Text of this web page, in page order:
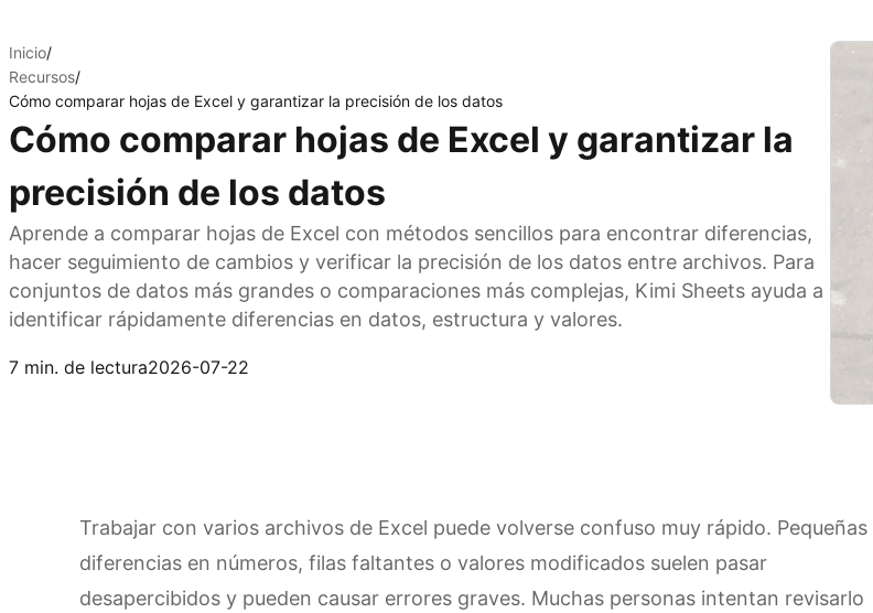
Inicio/
Recursos/
Cómo comparar hojas de Excel y garantizar la precisión de los datos
Cómo comparar hojas de Excel y garantizar la
precisión de los datos
Aprende a comparar hojas de Excel con métodos sencillos para encontrar diferencias,
hacer seguimiento de cambios y verificar la precisión de los datos entre archivos. Para
conjuntos de datos más grandes o comparaciones más complejas, Kimi Sheets ayuda a
identificar rápidamente diferencias en datos, estructura y valores.
7 min. de lectura2026-07-22
Trabajar con varios archivos de Excel puede volverse confuso muy rápido. Pequeñas
diferencias en números, filas faltantes o valores modificados suelen pasar
desapercibidos y pueden causar errores graves. Muchas personas intentan revisarlo